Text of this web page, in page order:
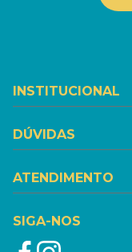
INSTITUCIONAL
DÚVIDAS
ATENDIMENTO
SIGA-NOS